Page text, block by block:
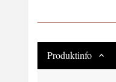
Produktinfo